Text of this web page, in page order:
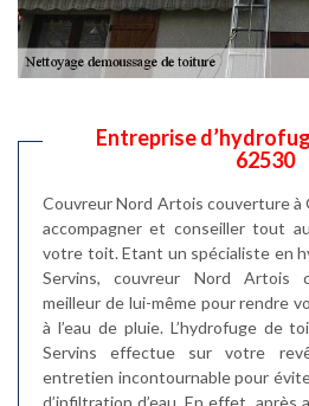
Entreprise
62530
Couvreur Nord Artois couverture à
accompagner et conseiller tout
votre toit. Etant un spécialiste en
Servins, couvreur Nord Artois
meilleur de lui-même pour rendre
à l’eau de pluie. L’hydrofuge de
Servins effectue sur votre
entretien incontournable pour
d’infiltration d’eau. En effet, après